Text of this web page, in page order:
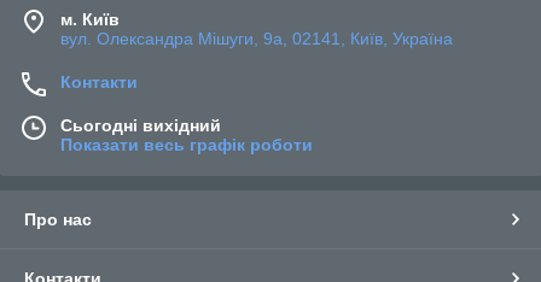
м. Київ
вул. Олександра Мішуги, 9а, 02141, Київ, Україна
Контакти
Сьогодні вихідний
Показати весь графік роботи
Про нас